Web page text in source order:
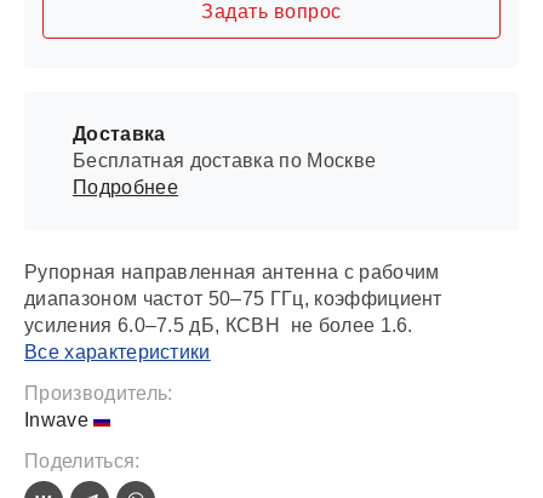
Рупорная направленная антенна с рабочим
диапазоном частот 50–75 ГГц, коэффициент
усиления 6.0–7.5 дБ, КСВН не более 1.6.
Все характеристики
Производитель:
Inwave
Поделиться:
Задать вопрос
Доставка
Бесплатная доставка по Москве
Подробнее